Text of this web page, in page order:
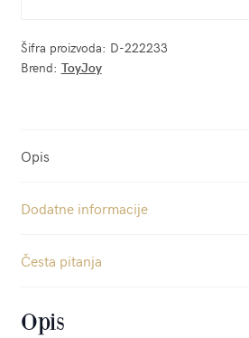
Šifra proizvoda: D-222233
Brend: ToyJoy
Opis
Dodatne informacije
Česta pitanja
Opis